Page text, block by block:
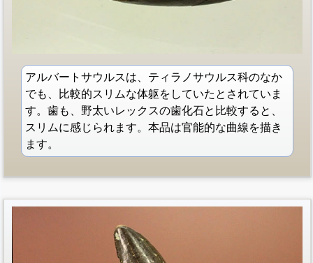
アルバートサウルスは、ティラノサウルス科のなか
でも、比較的スリムな体躯をしていたとされていま
す。歯も、野太いレックスの歯化石と比較すると、
スリムに感じられます。本品は官能的な曲線を描き
ます。